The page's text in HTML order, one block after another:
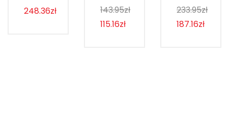
248.36zł
143.95zł
115.16zł
233.95zł
187.16zł